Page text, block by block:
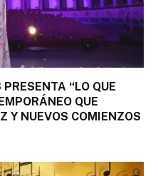
“LO QUE
QUE
Y NUEVOS COMIENZOS